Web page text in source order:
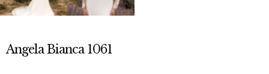
Angela Bianca 1061